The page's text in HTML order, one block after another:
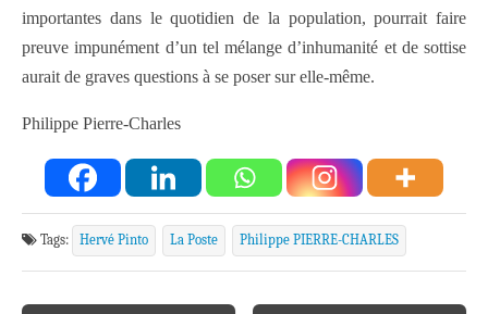
importantes dans le quotidien de la population, pourrait faire
preuve impunément d’un tel mélange d’inhumanité et de sottise
aurait de graves questions à se poser sur elle-même.
Philippe Pierre-Charles
Tags: Hervé Pinto La Poste Philippe PIERRE-CHARLES